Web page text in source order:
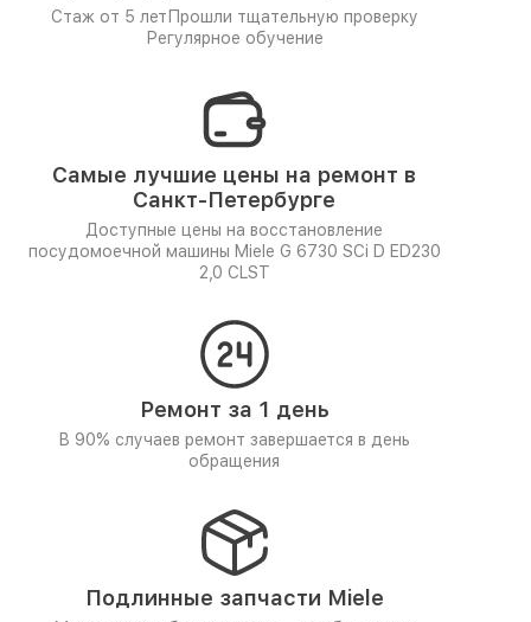
Стаж от 5 лет Прошли тщательную проверку
Регулярное обучение
Самые лучшие цены на ремонт в
Санкт-Петербурге
Доступные цены на восстановление
посудомоечной машины Miele G 6730 SCi D ED230
2,0 CLST
Ремонт за 1 день
В 90% случаев ремонт завершается в день
обращения
Подлинные запчасти Miele